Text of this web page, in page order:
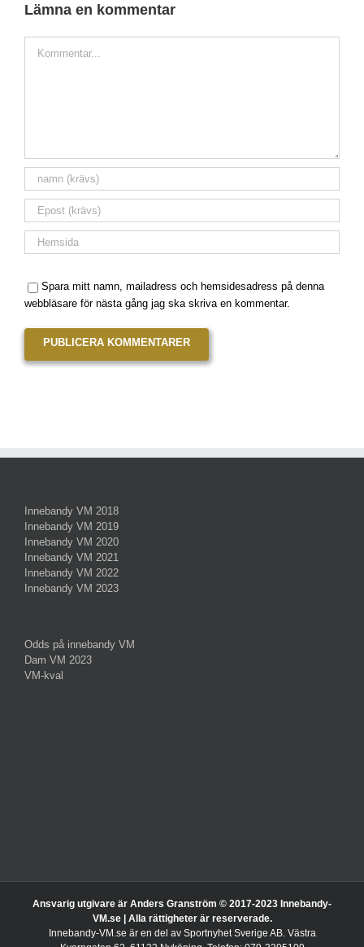
Lämna en kommentar
Spara mitt namn, mailadress och hemsidesadress på denna
webbläsare för nästa gång jag ska skriva en kommentar.
Innebandy VM 2018
Innebandy VM 2019
Innebandy VM 2020
Innebandy VM 2021
Innebandy VM 2022
Innebandy VM 2023
Odds på innebandy VM
Dam VM 2023
VM-kval
Ansvarig utgivare är Anders Granström © 2017-2023 Innebandy-
VM.se | Alla rättigheter är reserverade.
Innebandy-VM.se är en del av Sportnyhet Sverige AB. Västra